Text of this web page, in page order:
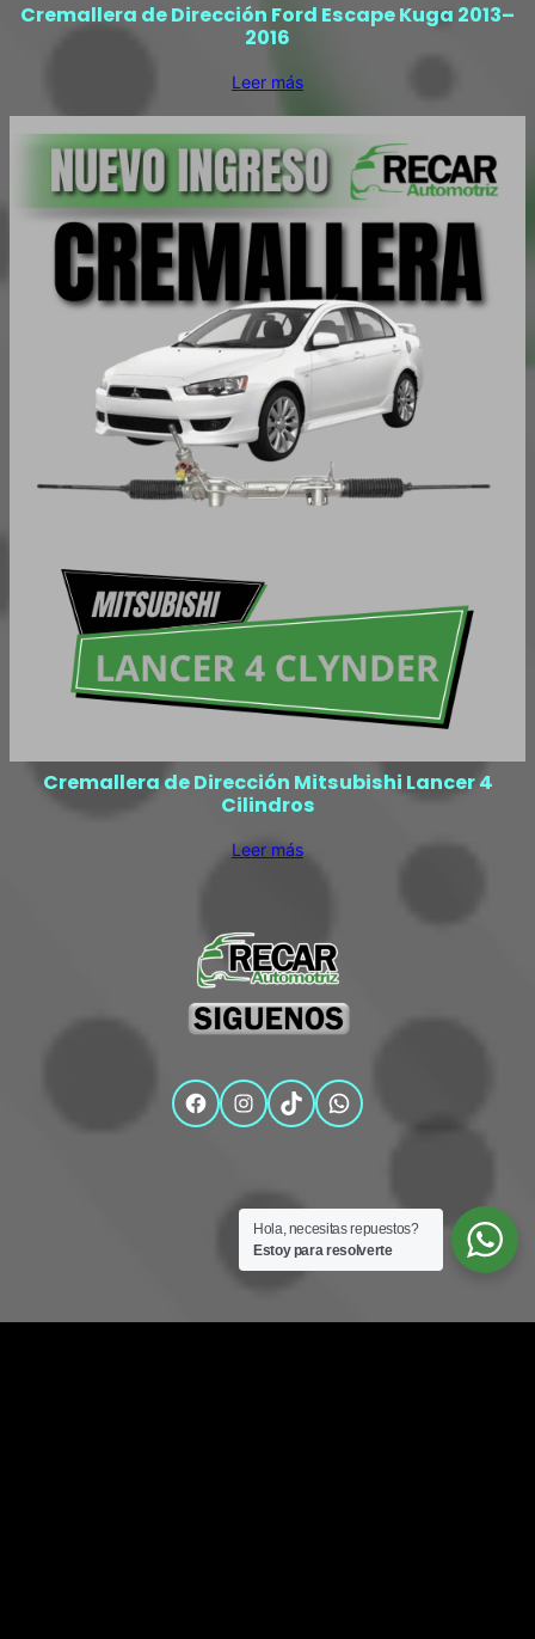
Cremallera de Dirección Ford Escape Kuga 2013–
2016
Leer más
Cremallera de Dirección Mitsubishi Lancer 4
Cilindros
Leer más
Facebook
Instagram
TikTokWhatsApp
Hola, necesitas repuestos?
Estoy para resolverte